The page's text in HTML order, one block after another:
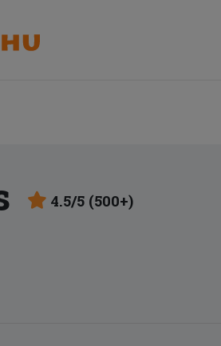
4.5/5 (500+)